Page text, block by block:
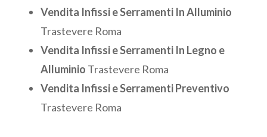
Vendita Infissi e Serramenti In Alluminio
Trastevere Roma
Vendita Infissi e Serramenti In Legno e
Alluminio Trastevere Roma
Vendita Infissi e Serramenti Preventivo
Trastevere Roma